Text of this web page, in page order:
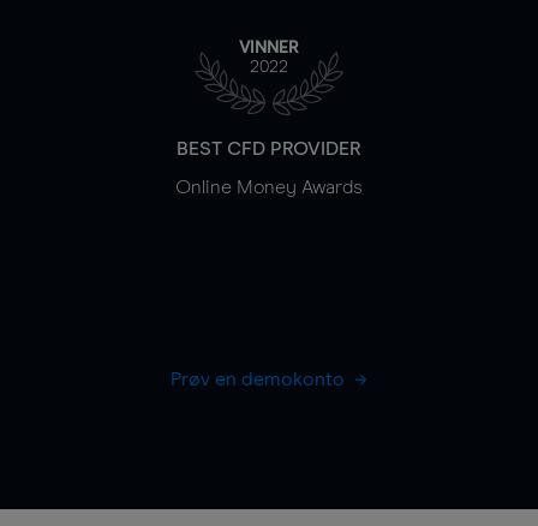
VINNER
2022
BEST CFD PROVIDER
Online Money Awards
Prøv en demokonto